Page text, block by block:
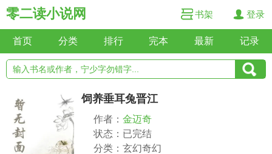
零二读小说网 书架 登录
首页 分类 排行 完本 最新 记录
饲养垂耳兔晋江
作者： 金迈奇
状态：已完结
分类：玄幻奇幻